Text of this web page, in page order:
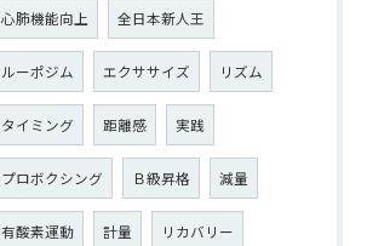
心肺機能向上 全日本新人王
ルーポジム エクササイズ リズム
タイミング 距離感 実践
プロボクシング Ｂ級昇格 減量
有酸素運動 計量 リカバリー